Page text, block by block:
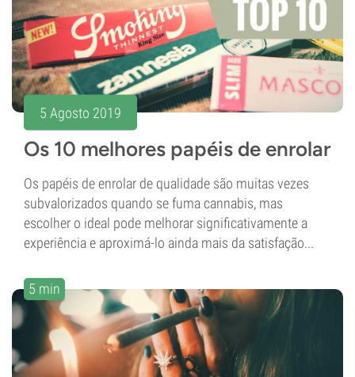
5 Agosto 2019
Os 10 melhores papéis de enrolar
Os papéis de enrolar de qualidade são muitas vezes
subvalorizados quando se fuma cannabis, mas
escolher o ideal pode melhorar significativamente a
experiência e aproximá-lo ainda mais da satisfação...
5 min